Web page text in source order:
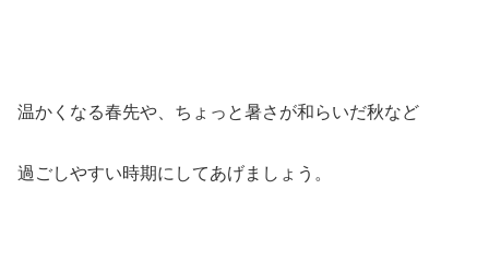
温かくなる春先や、ちょっと暑さが和らいだ秋など
過ごしやすい時期にしてあげましょう。